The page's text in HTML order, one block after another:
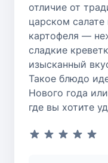
отличие от
царском
картофеля —
сладкие
изысканный
Такое блюдо
Нового года
где вы хотите